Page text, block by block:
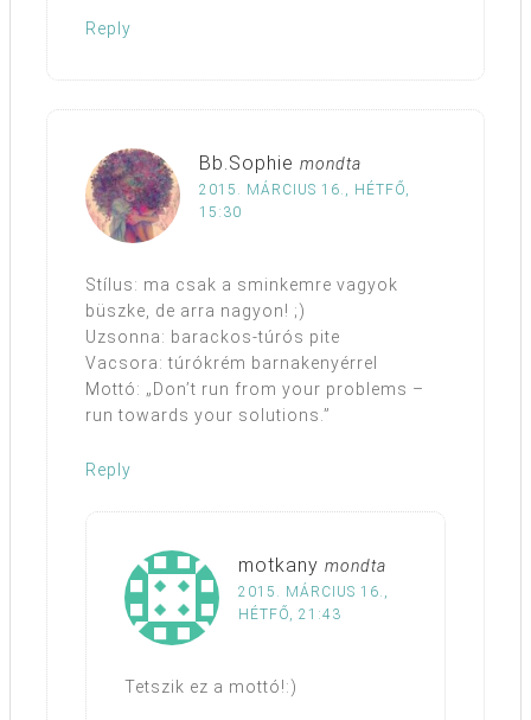
Reply
Bb.Sophie mondta
2015. MÁRCIUS 16., HÉTFŐ,
15:30
Stílus: ma csak a sminkemre vagyok
büszke, de arra nagyon! ;)
Uzsonna: barackos-túrós pite
Vacsora: túrókrém barnakenyérrel
Mottó: „Don’t run from your problems –
run towards your solutions.”
Reply
motkany mondta
2015. MÁRCIUS 16.,
HÉTFŐ, 21:43
Tetszik ez a mottó!:)